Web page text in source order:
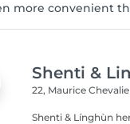
more convenient
Shenti &
22, Maurice
Shenti & Línghùn